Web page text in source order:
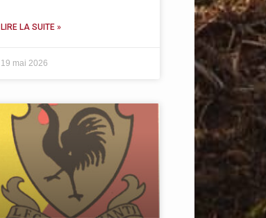
LIRE LA SUITE »
19 mai 2026